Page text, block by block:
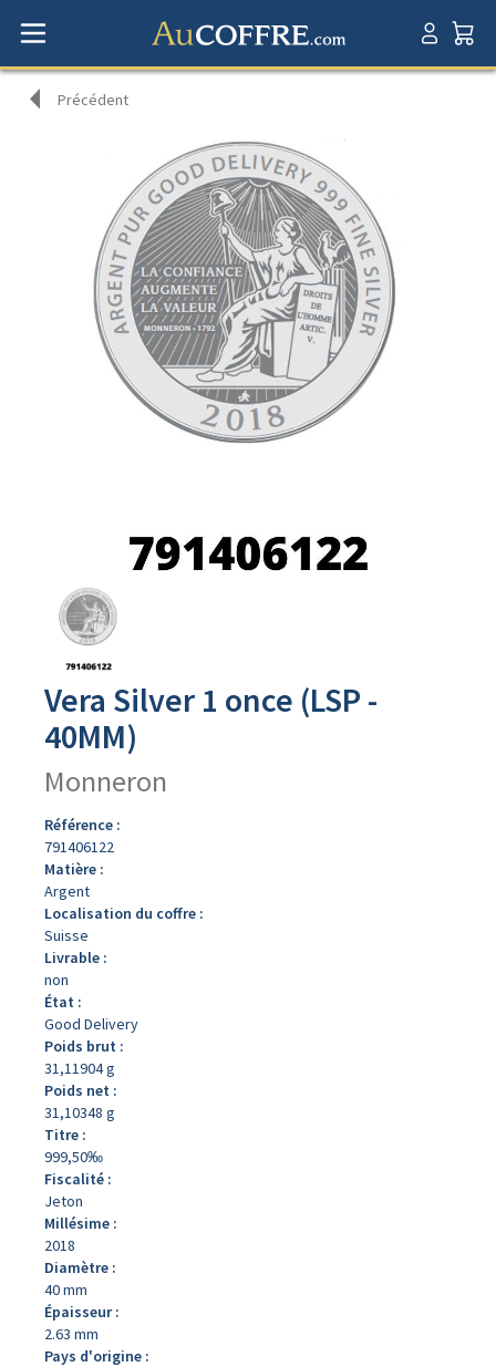
Précédent
produit
Vera Silver 1 once (LSP -
40MM)
Monneron
Référence :
791406122
Matière :
Argent
Localisation du coffre :
Suisse
Livrable :
non
État :
Good Delivery
Poids brut :
31,11904 g
Poids net :
31,10348 g
Titre :
999,50‰
Fiscalité :
Jeton
Millésime :
2018
Diamètre :
40 mm
Épaisseur :
2.63 mm
Pays d'origine :